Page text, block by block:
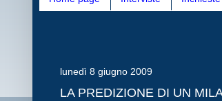
lunedì 8 giugno 2009
LA PREDIZIONE DI UN